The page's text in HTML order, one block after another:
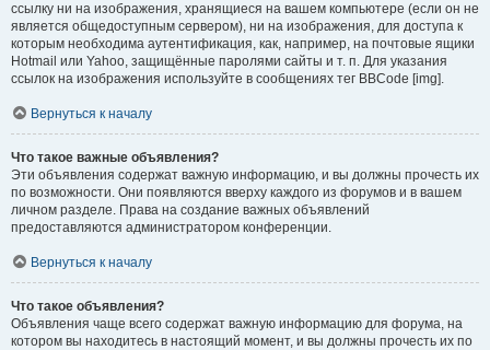
ссылку ни на изображения, хранящиеся на вашем компьютере (если он не
является общедоступным сервером), ни на изображения, для доступа к
которым необходима аутентификация, как, например, на почтовые ящики
Hotmail или Yahoo, защищённые паролями сайты и т. п. Для указания
ссылок на изображения используйте в сообщениях тег BBCode [img].
Вернуться к началу
Что такое важные объявления?
Эти объявления содержат важную информацию, и вы должны прочесть их
по возможности. Они появляются вверху каждого из форумов и в вашем
личном разделе. Права на создание важных объявлений
предоставляются администратором конференции.
Вернуться к началу
Что такое объявления?
Объявления чаще всего содержат важную информацию для форума, на
котором вы находитесь в настоящий момент, и вы должны прочесть их по